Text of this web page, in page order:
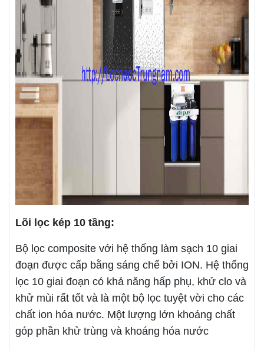
Lõi lọc kép 10 tầng:
Bộ lọc composite với hệ thống làm sạch 10 giai
đoạn được cấp bằng sáng chế bởi ION. Hệ thống
lọc 10 giai đoạn có khả năng hấp phụ, khử clo và
khử mùi rất tốt và là một bộ lọc tuyệt vời cho các
chất ion hóa nước. Một lượng lớn khoáng chất
góp phần khử trùng và khoáng hóa nước